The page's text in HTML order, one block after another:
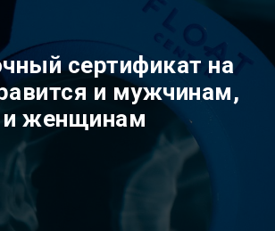
сертификат на
и мужчинам,
и женщинам